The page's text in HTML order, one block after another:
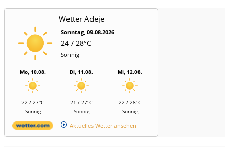
Wetter Adeje
Sonntag, 09.08.2026
24 / 28°C
Sonnig
Mo, 10.08.
22 / 27°C
Sonnig
Di, 11.08.
21 / 27°C
Sonnig
Mi, 12.08.
22 / 28°C
Sonnig
Aktuelles Wetter ansehen